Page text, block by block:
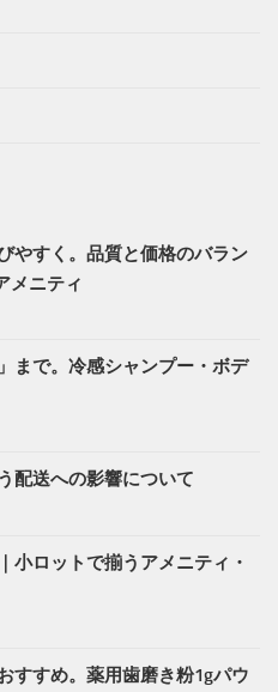
やすく。品質と価格のバラン
メニティ
まで。冷感シャンプー・ボデ
配送への影響について
小ロットで揃うアメニティ・
すすめ。薬用歯磨き粉1gパウ